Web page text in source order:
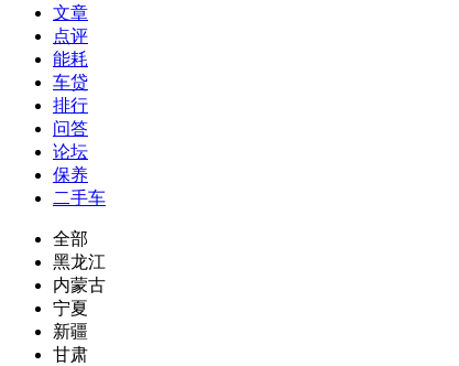
文章
点评
能耗
车贷
排行
问答
论坛
保养
二手车
全部
黑龙江
内蒙古
宁夏
新疆
甘肃